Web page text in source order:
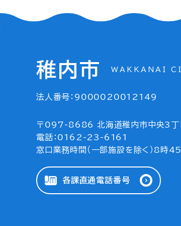
稚内市 WAKKANAI
法人番号：9000020012149
〒097-8686 北海道稚内市中央3丁
電話：0162-23-6161
窓口業務時間（一部施設を除く）8時
各課直通電話番号